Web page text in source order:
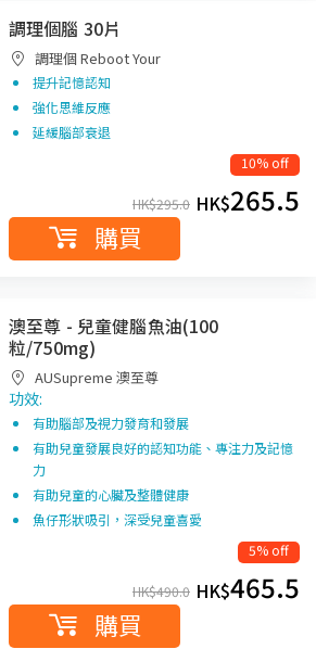
調理個腦 30片
調理個 Reboot Your
提升記憶認知
強化思維反應
延緩腦部衰退
10% off
HK$295.0 HK$265.5
購買
澳至尊 - 兒童健腦魚油(100
粒/750mg)
AUSupreme 澳至尊
功效:
有助腦部及視力發育和發展
有助兒童發展良好的認知功能、專注力及記憶
力
有助兒童的心臟及整體健康
魚仔形狀吸引，深受兒童喜愛
5% off
HK$490.0 HK$465.5
購買